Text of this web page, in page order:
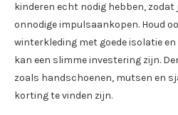
kinderen echt nodig hebben, zodat
onnodige impulsaankopen. Houd
winterkleding met goede isolatie
kan een slimme investering zijn.
zoals handschoenen, mutsen en
korting te vinden zijn.